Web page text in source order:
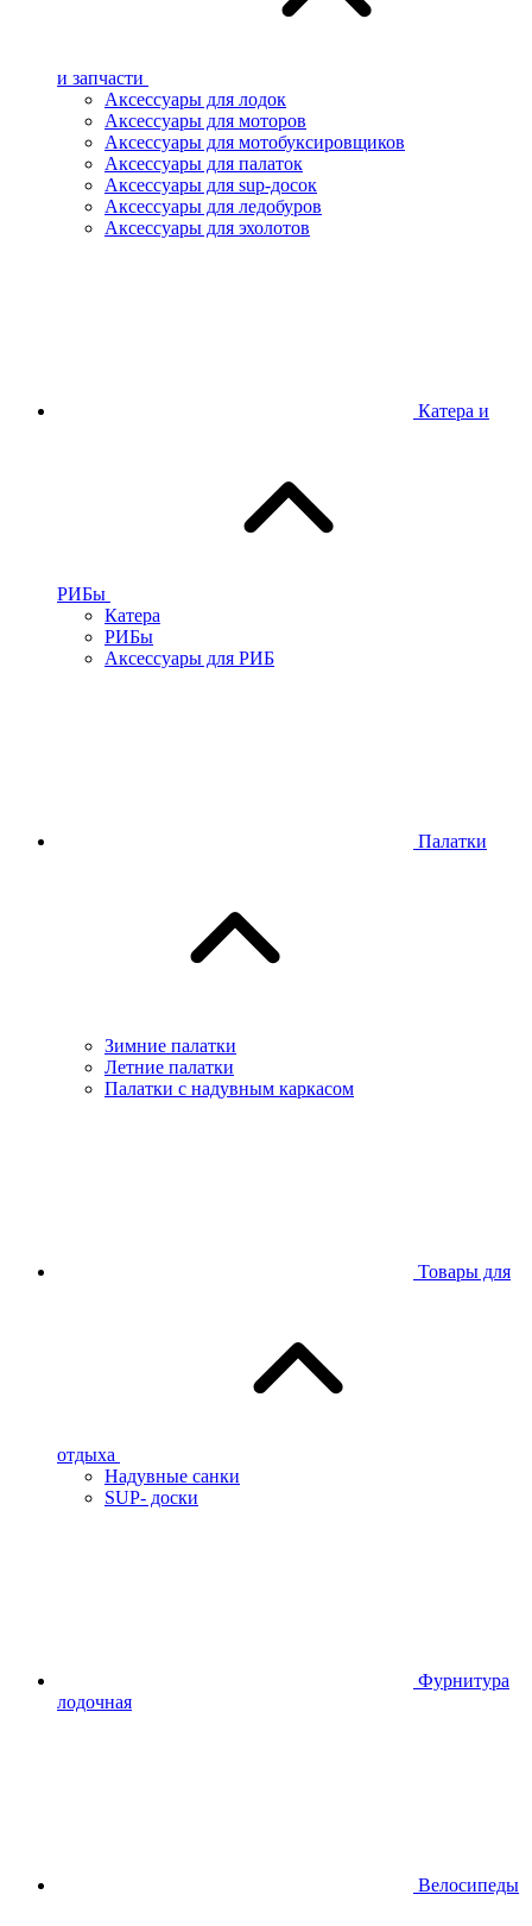
и запчасти
Аксессуары для лодок
Аксессуары для моторов
Аксессуары для мотобуксировщиков
Аксессуары для палаток
Аксессуары для sup-досок
Аксессуары для ледобуров
Аксессуары для эхолотов
Катера и
РИБы
Катера
РИБы
Аксессуары для РИБ
Палатки
Зимние палатки
Летние палатки
Палатки с надувным каркасом
Товары для
отдыха
Надувные санки
SUP- доски
Фурнитура
лодочная
Велосипеды